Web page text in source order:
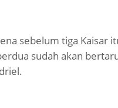
sebelum tiga Kaisar
sudah akan